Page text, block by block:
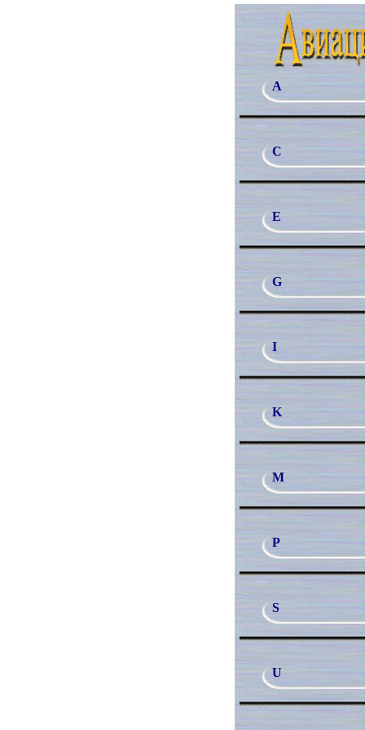
A
C
E
G
I
K
M
P
S
U